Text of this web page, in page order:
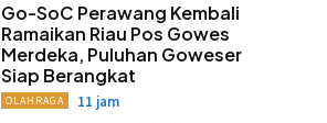
Go-SoC Perawang Kembali
Ramaikan Riau Pos Gowes
Merdeka, Puluhan Goweser
Siap Berangkat
OLAHRAGA 11 jam